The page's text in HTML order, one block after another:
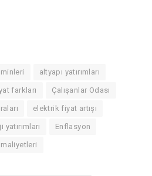
altyapı yatırımları
farkları Çalışanlar Odası
elektrik fiyat artışı
yatırımları Enflasyon